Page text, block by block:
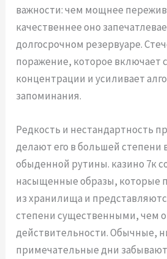
важности: чем мощнее
качественнее оно
долгосрочном резервуаре.
поражение, которое включает
концентрации и усиливает
запоминания.
Редкость и нестандартность
делают его в большей
обыденной рутины. казино 7к
насыщенные образы, которые
из хранилища и
степени существенными, чем
действительности. Обычные,
примечательные дни